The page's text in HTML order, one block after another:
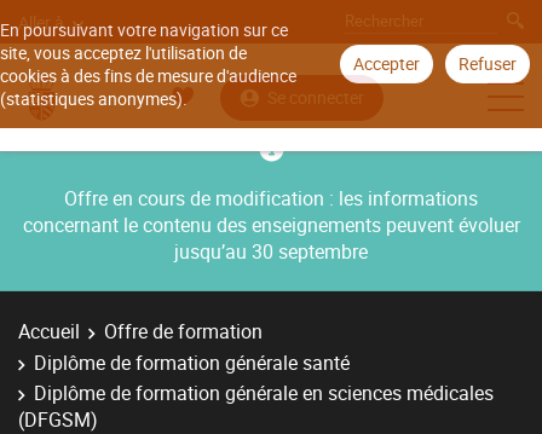
En poursuivant votre navigation sur ce
site, vous acceptez l'utilisation de
cookies à des fins de mesure d'audience
(statistiques anonymes).
Accepter Refuser
Aller à
Se connecter
Offre en cours de modification : les informations
concernant le contenu des enseignements peuvent évoluer
jusqu’au 30 septembre
Accueil
Offre de formation
Diplôme de formation générale santé
Diplôme de formation générale en sciences médicales
(DFGSM)